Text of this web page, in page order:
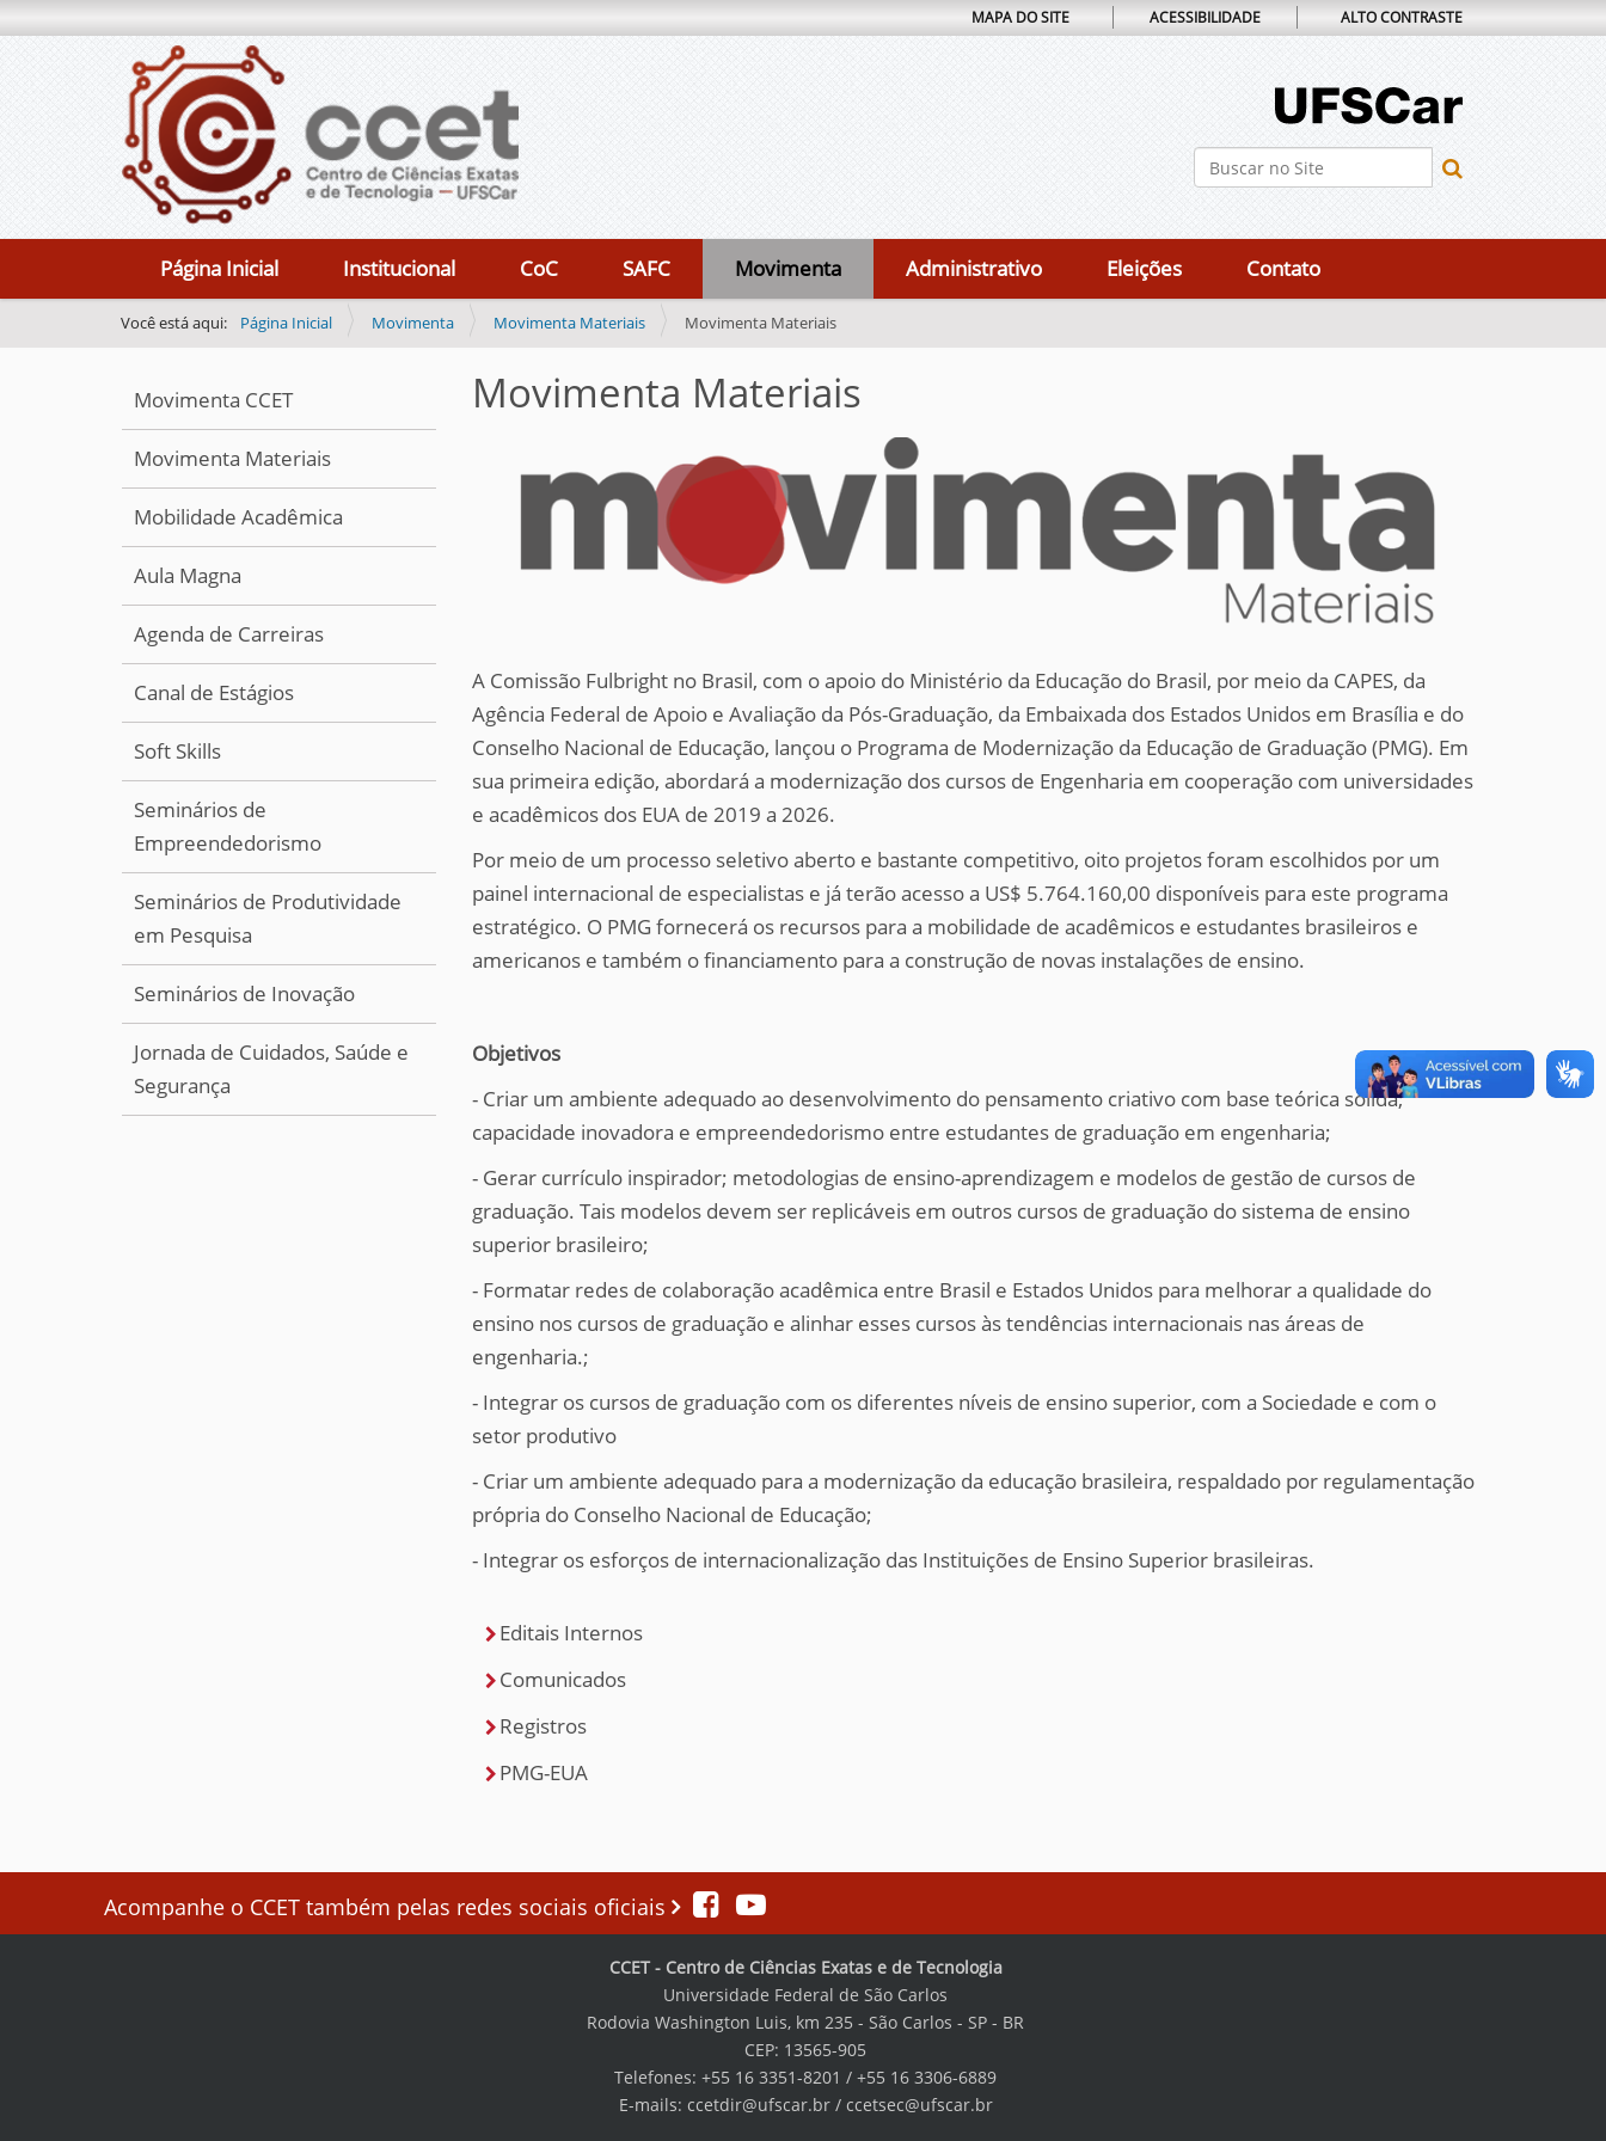
Busca
MAPA DO SITE ACESSIBILIDADE ALTO CONTRASTE
Página Inicial Institucional CoC SAFC Movimenta Administrativo Eleições Contato
Você está aqui: Página Inicial Movimenta Movimenta Materiais Movimenta Materiais
Movimenta CCET
Movimenta Materiais
Mobilidade Acadêmica
Aula Magna
Agenda de Carreiras
Canal de Estágios
Soft Skills
Seminários de
Empreendedorismo
Seminários de Produtividade
em Pesquisa
Seminários de Inovação
Jornada de Cuidados, Saúde e
Segurança
Movimenta Materiais
A Comissão Fulbright no Brasil, com o apoio do Ministério da Educação do Brasil, por meio da CAPES, da
Agência Federal de Apoio e Avaliação da Pós-Graduação, da Embaixada dos Estados Unidos em Brasília e do
Conselho Nacional de Educação, lançou o Programa de Modernização da Educação de Graduação (PMG). Em
sua primeira edição, abordará a modernização dos cursos de Engenharia em cooperação com universidades
e acadêmicos dos EUA de 2019 a 2026.
Por meio de um processo seletivo aberto e bastante competitivo, oito projetos foram escolhidos por um
painel internacional de especialistas e já terão acesso a US$ 5.764.160,00 disponíveis para este programa
estratégico. O PMG fornecerá os recursos para a mobilidade de acadêmicos e estudantes brasileiros e
americanos e também o financiamento para a construção de novas instalações de ensino.
Objetivos
- Criar um ambiente adequado ao desenvolvimento do pensamento criativo com base teórica sólida;
capacidade inovadora e empreendedorismo entre estudantes de graduação em engenharia;
- Gerar currículo inspirador; metodologias de ensino-aprendizagem e modelos de gestão de cursos de
graduação. Tais modelos devem ser replicáveis ​​em outros cursos de graduação do sistema de ensino
superior brasileiro;
- Formatar redes de colaboração acadêmica entre Brasil e Estados Unidos para melhorar a qualidade do
ensino nos cursos de graduação e alinhar esses cursos às tendências internacionais nas áreas de
engenharia.;
- Integrar os cursos de graduação com os diferentes níveis de ensino superior, com a Sociedade e com o
setor produtivo
- Criar um ambiente adequado para a modernização da educação brasileira, respaldado por regulamentação
própria do Conselho Nacional de Educação;
- Integrar os esforços de internacionalização das Instituições de Ensino Superior brasileiras.
Editais Internos
Comunicados
Registros
PMG-EUA
Acompanhe o CCET também pelas redes sociais oficiais
CCET - Centro de Ciências Exatas e de Tecnologia
Universidade Federal de São Carlos
Rodovia Washington Luis, km 235 - São Carlos - SP - BR
CEP: 13565-905
Telefones: +55 16 3351-8201 / +55 16 3306-6889
E-mails: ccetdir@ufscar.br / ccetsec@ufscar.br